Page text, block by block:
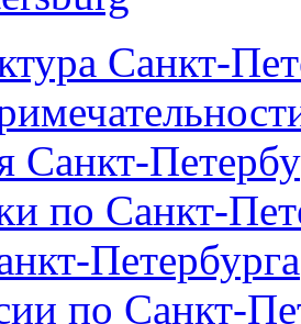
Санкт-
Санкт-
по Санкт-
Петербурга
по Санкт-